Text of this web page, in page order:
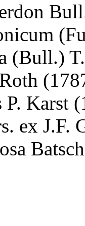
(Bull.)
Karst
ex J.F.